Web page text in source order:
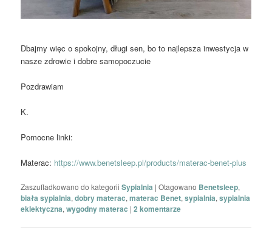
Dbajmy więc o spokojny, długi sen, bo to najlepsza inwestycja w
nasze zdrowie i dobre samopoczucie
Pozdrawiam
K.
Pomocne linki:
Materac: https://www.benetsleep.pl/products/materac-benet-plus
Zaszufladkowano do kategorii Sypialnia |Otagowano Benetsleep,
biała sypialnia,dobry materac,materac Benet,sypialnia,sypialnia
eklektyczna,wygodny materac |2 komentarze